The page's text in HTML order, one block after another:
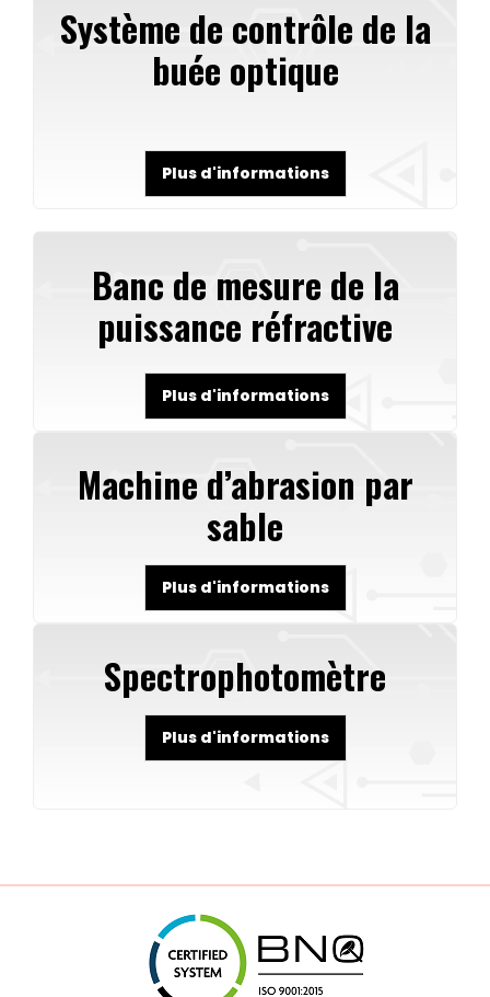
Système de contrôle de la
buée optique
Plus d'informations
Banc de mesure de la
puissance réfractive
Plus d'informations
Machine d’abrasion par
sable
Plus d'informations
Spectrophotomètre
Plus d'informations